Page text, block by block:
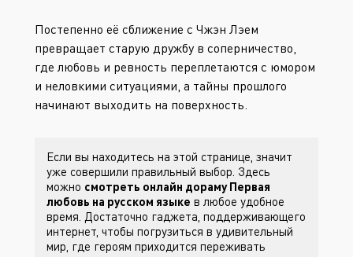
Постепенно её сближение с Чжэн Лэем
превращает старую дружбу в соперничество,
где любовь и ревность переплетаются с юмором
и неловкими ситуациями, а тайны прошлого
начинают выходить на поверхность.
Если вы находитесь на этой странице, значит
уже совершили правильный выбор. Здесь
можно смотреть онлайн дораму Первая
любовь на русском языке в любое удобное
время. Достаточно гаджета, поддерживающего
интернет, чтобы погрузиться в удивительный
мир, где героям приходится переживать